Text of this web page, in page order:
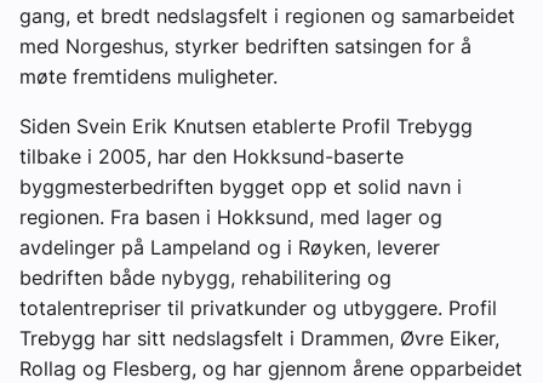
gang, et bredt nedslagsfelt i regionen og samarbeidet
med Norgeshus, styrker bedriften satsingen for å
møte fremtidens muligheter.
Siden Svein Erik Knutsen etablerte Profil Trebygg
tilbake i 2005, har den Hokksund-baserte
byggmesterbedriften bygget opp et solid navn i
regionen. Fra basen i Hokksund, med lager og
avdelinger på Lampeland og i Røyken, leverer
bedriften både nybygg, rehabilitering og
totalentrepriser til privatkunder og utbyggere. Profil
Trebygg har sitt nedslagsfelt i Drammen, Øvre Eiker,
Rollag og Flesberg, og har gjennom årene opparbeidet